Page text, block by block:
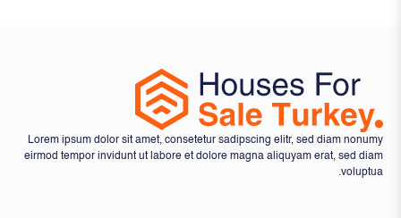
Lorem ipsum dolor sit amet, consetetur sadipscing elitr, sed diam nonumy
eirmod tempor invidunt ut labore et dolore magna aliquyam erat, sed diam
voluptua.